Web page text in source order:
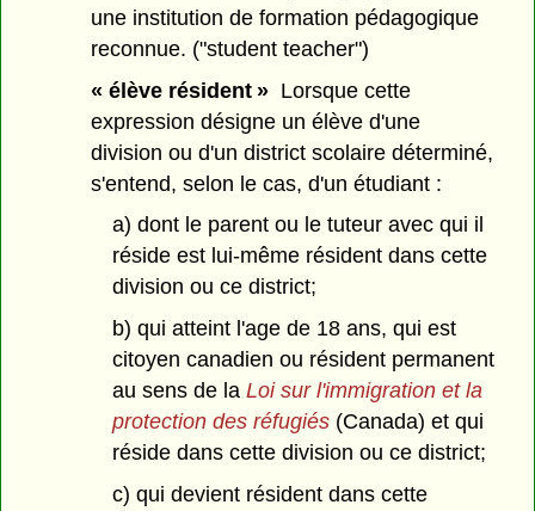
une institution de formation pédagogique
reconnue. ("student teacher")
« élève résident » Lorsque cette
expression désigne un élève d'une
division ou d'un district scolaire déterminé,
s'entend, selon le cas, d'un étudiant :
a) dont le parent ou le tuteur avec qui il
réside est lui-même résident dans cette
division ou ce district;
b) qui atteint l'age de 18 ans, qui est
citoyen canadien ou résident permanent
au sens de la Loi sur l'immigration et la
protection des réfugiés(Canada) et qui
réside dans cette division ou ce district;
c) qui devient résident dans cette